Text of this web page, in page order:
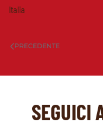
Italia
PRECEDENTE
SEGUICI